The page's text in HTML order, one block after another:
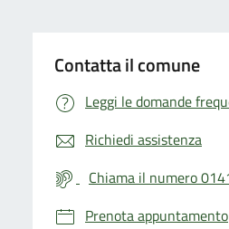
Contatta il comune
Leggi le domande
Richiedi assistenza
Chiama il numero
Prenota appuntamento